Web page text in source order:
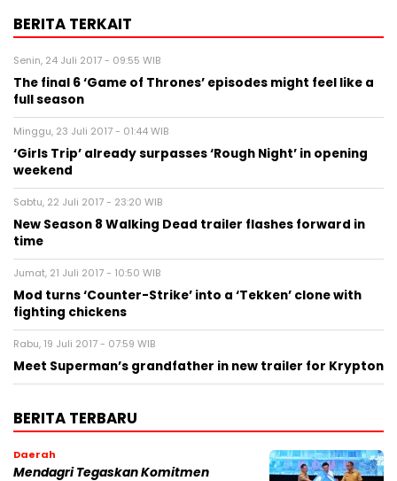
BERITA TERKAIT
Senin, 24 Juli 2017 - 09:55 WIB
The final 6 ‘Game of Thrones’ episodes might feel like a
full season
Minggu, 23 Juli 2017 - 01:44 WIB
‘Girls Trip’ already surpasses ‘Rough Night’ in opening
weekend
Sabtu, 22 Juli 2017 - 23:20 WIB
New Season 8 Walking Dead trailer flashes forward in
time
Jumat, 21 Juli 2017 - 10:50 WIB
Mod turns ‘Counter-Strike’ into a ‘Tekken’ clone with
fighting chickens
Rabu, 19 Juli 2017 - 07:59 WIB
Meet Superman’s grandfather in new trailer for Krypton
BERITA TERBARU
Daerah
Mendagri Tegaskan Komitmen